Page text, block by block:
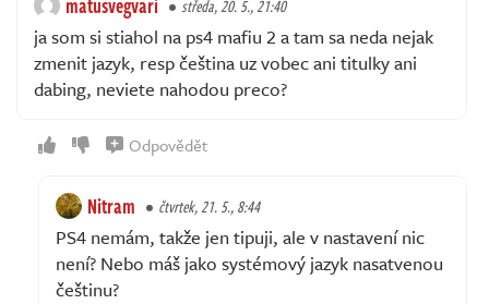
středa, 20. 5., 21:40
ja som si stiahol na ps4 mafiu 2 a tam sa neda nejak
zmenit jazyk, resp čeština uz vobec ani titulky ani
dabing, neviete nahodou preco?
Odpovědět
Nitram čtvrtek, 21. 5., 8:44
PS4 nemám, takže jen tipuji, ale v nastavení nic
není? Nebo máš jako systémový jazyk nasatvenou
češtinu?